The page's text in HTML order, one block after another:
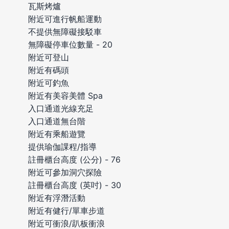
瓦斯烤爐
附近可進行帆船運動
不提供無障礙接駁車
無障礙停車位數量 - 20
附近可登山
附近有碼頭
附近可釣魚
附近有美容美體 Spa
入口通道光線充足
入口通道無台階
附近有乘船遊覽
提供瑜伽課程/指導
註冊櫃台高度 (公分) - 76
附近可參加洞穴探險
註冊櫃台高度 (英吋) - 30
附近有浮潛活動
附近有健行/單車步道
附近可衝浪/趴板衝浪